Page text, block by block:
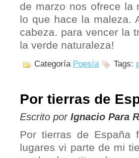
de marzo nos ofrece la
lo que hace la maleza.
cabeza. para vencer la
la verde naturaleza!
Categoría Poesía Tags:
Por tierras de
Escrito por Ignacio Para
Por tierras de España
lugares vi parte de mi